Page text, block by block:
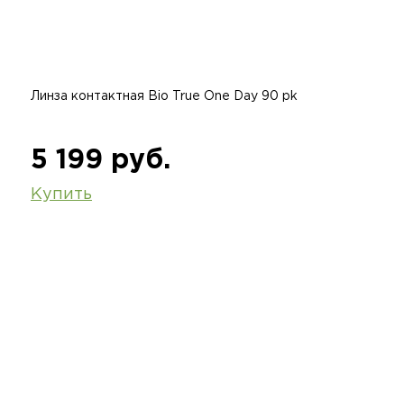
Линза контактная Bio True One Day 90 pk
5 199 руб.
Купить